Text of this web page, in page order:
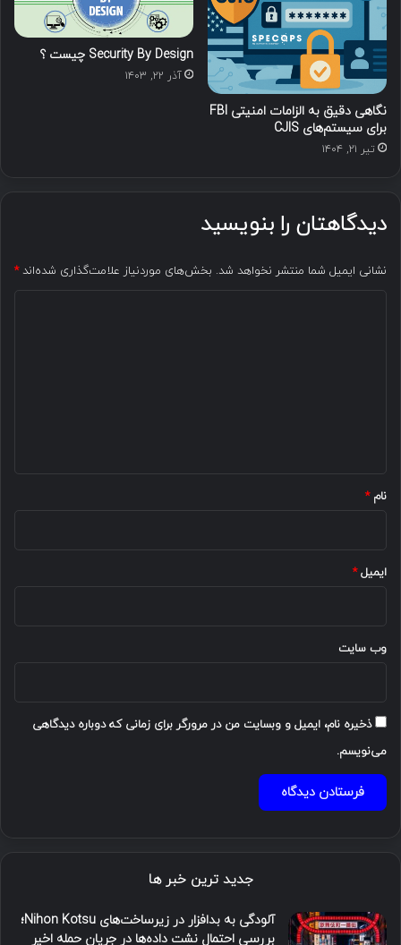
نگاهی دقیق به الزامات امنیتی FBI
برای سیستم‌های CJIS
تیر ۲۱, ۱۴۰۴
Security By Design چیست ؟
آذر ۲۲, ۱۴۰۳
دیدگاهتان را بنویسید
نشانی ایمیل شما منتشر نخواهد شد. بخش‌های موردنیاز علامت‌گذاری شده‌اند*
نام*
ایمیل*
وب‌ سایت
ذخیره نام، ایمیل و وبسایت من در مرورگر برای زمانی که دوباره دیدگاهی
می‌نویسم.
جدید ترین خبر ها
آلودگی به بدافزار در زیرساخت‌های Nihon Kotsu؛
بررسی احتمال نشت داده‌ها در جریان حمله اخیر